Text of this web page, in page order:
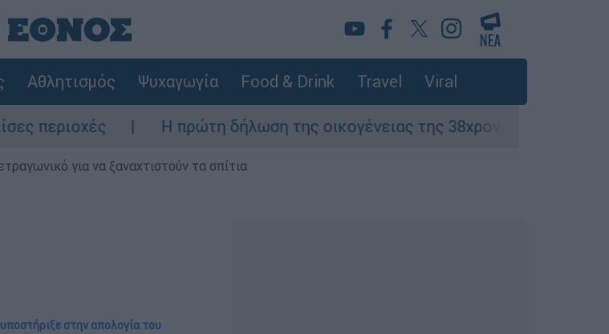
Αθλητισμός Ψυχαγωγία Food & Drink Travel Viral
Η πρώτη δήλωση της οικογένειας της 38χρονης Βρετανίδας που
για να ξαναχτιστούν τα σπίτια
στην απολογία του